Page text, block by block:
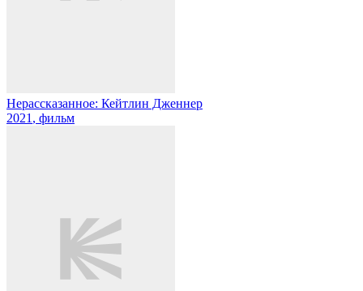
Нерассказанное: Кейтлин Дженнер
2021 , фильм